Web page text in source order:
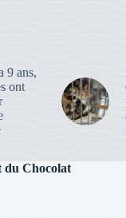
9 ans,
ont
du Chocolat